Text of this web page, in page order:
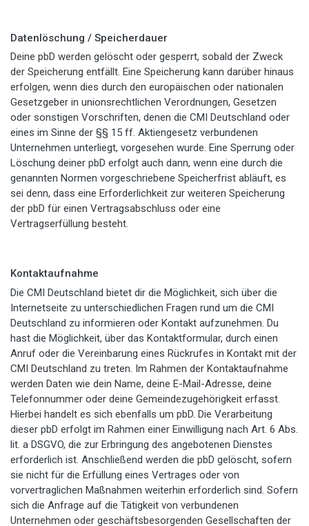
Datenlöschung / Speicherdauer
Deine pbD werden gelöscht oder gesperrt, sobald der Zweck
der Speicherung entfällt. Eine Speicherung kann darüber hinaus
erfolgen, wenn dies durch den europäischen oder nationalen
Gesetzgeber in unionsrechtlichen Verordnungen, Gesetzen
oder sonstigen Vorschriften, denen die CMI Deutschland oder
eines im Sinne der §§ 15 ff. Aktiengesetz verbundenen
Unternehmen unterliegt, vorgesehen wurde. Eine Sperrung oder
Löschung deiner pbD erfolgt auch dann, wenn eine durch die
genannten Normen vorgeschriebene Speicherfrist abläuft, es
sei denn, dass eine Erforderlichkeit zur weiteren Speicherung
der pbD für einen Vertragsabschluss oder eine
Vertragserfüllung besteht.
Kontaktaufnahme
Die CMI Deutschland bietet dir die Möglichkeit, sich über die
Internetseite zu unterschiedlichen Fragen rund um die CMI
Deutschland zu informieren oder Kontakt aufzunehmen. Du
hast die Möglichkeit, über das Kontaktformular, durch einen
Anruf oder die Vereinbarung eines Rückrufes in Kontakt mit der
CMI Deutschland zu treten. Im Rahmen der Kontaktaufnahme
werden Daten wie dein Name, deine E-Mail-Adresse, deine
Telefonnummer oder deine Gemeindezugehörigkeit erfasst.
Hierbei handelt es sich ebenfalls um pbD. Die Verarbeitung
dieser pbD erfolgt im Rahmen einer Einwilligung nach Art. 6 Abs.
lit. a DSGVO, die zur Erbringung des angebotenen Dienstes
erforderlich ist. Anschließend werden die pbD gelöscht, sofern
sie nicht für die Erfüllung eines Vertrages oder von
vorvertraglichen Maßnahmen weiterhin erforderlich sind. Sofern
sich die Anfrage auf die Tätigkeit von verbundenen
Unternehmen oder geschäftsbesorgenden Gesellschaften der